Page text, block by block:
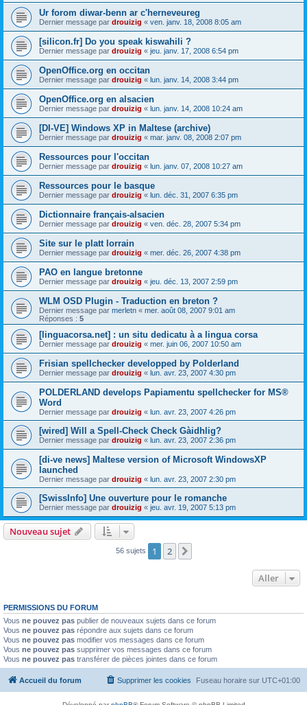
Ur forom diwar-benn ar c'herneveureg
Dernier message par drouizig « ven. janv. 18, 2008 8:05 am
[silicon.fr] Do you speak kiswahili ?
Dernier message par drouizig « jeu. janv. 17, 2008 6:54 pm
OpenOffice.org en occitan
Dernier message par drouizig « lun. janv. 14, 2008 3:44 pm
OpenOffice.org en alsacien
Dernier message par drouizig « lun. janv. 14, 2008 10:24 am
[DI-VE] Windows XP in Maltese (archive)
Dernier message par drouizig « mar. janv. 08, 2008 2:07 pm
Ressources pour l'occitan
Dernier message par drouizig « lun. janv. 07, 2008 10:27 am
Ressources pour le basque
Dernier message par drouizig « lun. déc. 31, 2007 6:35 pm
Dictionnaire français-alsacien
Dernier message par drouizig « ven. déc. 28, 2007 5:34 pm
Site sur le platt lorrain
Dernier message par drouizig « mer. déc. 26, 2007 4:38 pm
PAO en langue bretonne
Dernier message par drouizig « jeu. déc. 13, 2007 2:59 pm
WLM OSD Plugin - Traduction en breton ?
Dernier message par merletn « mer. août 08, 2007 9:01 am
Réponses : 5
[linguacorsa.net] : un situ dedicatu à a lingua corsa
Dernier message par drouizig « mer. juin 06, 2007 10:50 am
Frisian spellchecker developped by Polderland
Dernier message par drouizig « lun. avr. 23, 2007 4:30 pm
POLDERLAND develops Papiamentu spellchecker for MS®
Word
Dernier message par drouizig « lun. avr. 23, 2007 4:26 pm
[wired] Will a Spell-Check Check Gàidhlig?
Dernier message par drouizig « lun. avr. 23, 2007 2:36 pm
[di-ve news] Maltese version of Microsoft WindowsXP
launched
Dernier message par drouizig « lun. avr. 23, 2007 2:30 pm
[SwissInfo] Une ouverture pour le romanche
Dernier message par drouizig « jeu. avr. 19, 2007 5:13 pm
Nouveau sujet
56 sujets 1 2
Aller
PERMISSIONS DU FORUM
Vous ne pouvez pas publier de nouveaux sujets dans ce forum
Vous ne pouvez pas répondre aux sujets dans ce forum
Vous ne pouvez pas modifier vos messages dans ce forum
Vous ne pouvez pas supprimer vos messages dans ce forum
Vous ne pouvez pas transférer de pièces jointes dans ce forum
Accueil du forum Fuseau horaire sur UTC+01:00
Supprimer les cookies